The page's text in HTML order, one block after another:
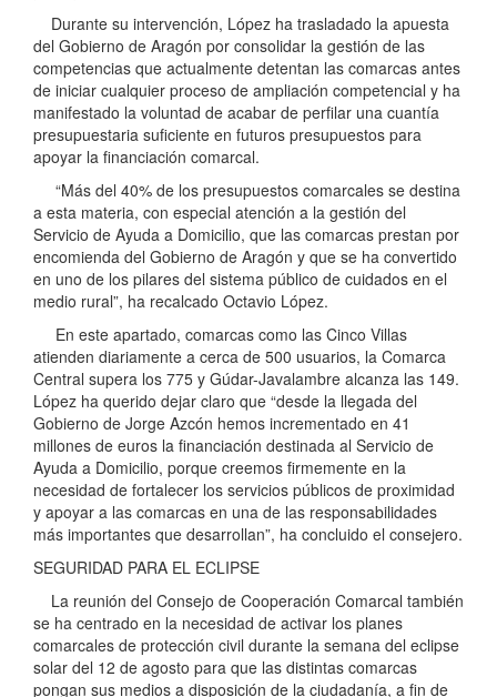
Durante su intervención, López ha trasladado la apuesta
del Gobierno de Aragón por consolidar la gestión de las
competencias que actualmente detentan las comarcas antes
de iniciar cualquier proceso de ampliación competencial y ha
manifestado la voluntad de acabar de perfilar una cuantía
presupuestaria suficiente en futuros presupuestos para
apoyar la financiación comarcal.
“Más del 40% de los presupuestos comarcales se destina
a esta materia, con especial atención a la gestión del
Servicio de Ayuda a Domicilio, que las comarcas prestan por
encomienda del Gobierno de Aragón y que se ha convertido
en uno de los pilares del sistema público de cuidados en el
medio rural”, ha recalcado Octavio López.
En este apartado, comarcas como las Cinco Villas
atienden diariamente a cerca de 500 usuarios, la Comarca
Central supera los 775 y Gúdar-Javalambre alcanza las 149.
López ha querido dejar claro que “desde la llegada del
Gobierno de Jorge Azcón hemos incrementado en 41
millones de euros la financiación destinada al Servicio de
Ayuda a Domicilio, porque creemos firmemente en la
necesidad de fortalecer los servicios públicos de proximidad
y apoyar a las comarcas en una de las responsabilidades
más importantes que desarrollan”, ha concluido el consejero.
SEGURIDAD PARA EL ECLIPSE
La reunión del Consejo de Cooperación Comarcal también
se ha centrado en la necesidad de activar los planes
comarcales de protección civil durante la semana del eclipse
solar del 12 de agosto para que las distintas comarcas
pongan sus medios a disposición de la ciudadanía, a fin de